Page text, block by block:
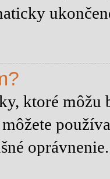
ktoré
oprávnenie.